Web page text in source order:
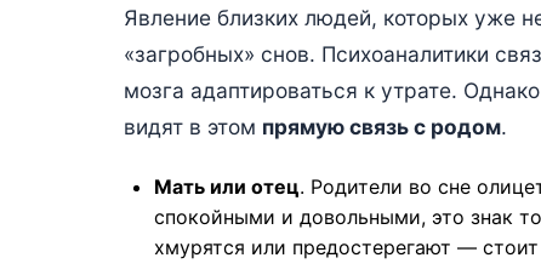
Явление близких людей, которых уже
«загробных» снов. Психоаналитики
мозга адаптироваться к утрате.
видят в этом прямую связь с родом.
Мать или отец. Родители во сне
спокойными и довольными, это знак
хмурятся или предостерегают —